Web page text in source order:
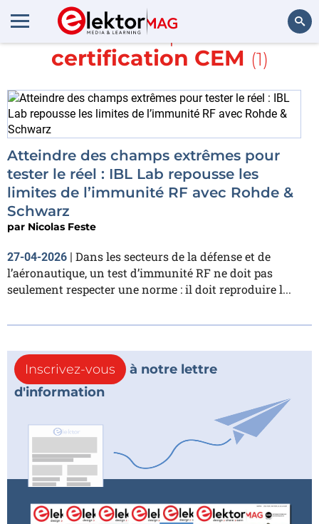
Rechercher
En savoir plus sur
certification CEM (1)
Atteindre des champs extrêmes pour
tester le réel : IBL Lab repousse les
limites de l’immunité RF avec Rohde &
Schwarz
par Nicolas Feste
27-04-2026 | Dans les secteurs de la défense et de
l’aéronautique, un test d’immunité RF ne doit pas
seulement respecter une norme : il doit reproduire l...
Inscrivez-vous
à notre lettre
d'information